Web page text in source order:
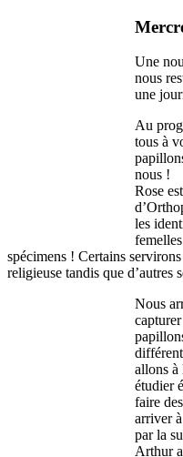
Une
nous
une
Au
tous à
nous !
Rose
les
spécimens ! Certains
religieuse tandis que d’autres
Nous
allons à
étudier
faire
arriver
par la
Arthur